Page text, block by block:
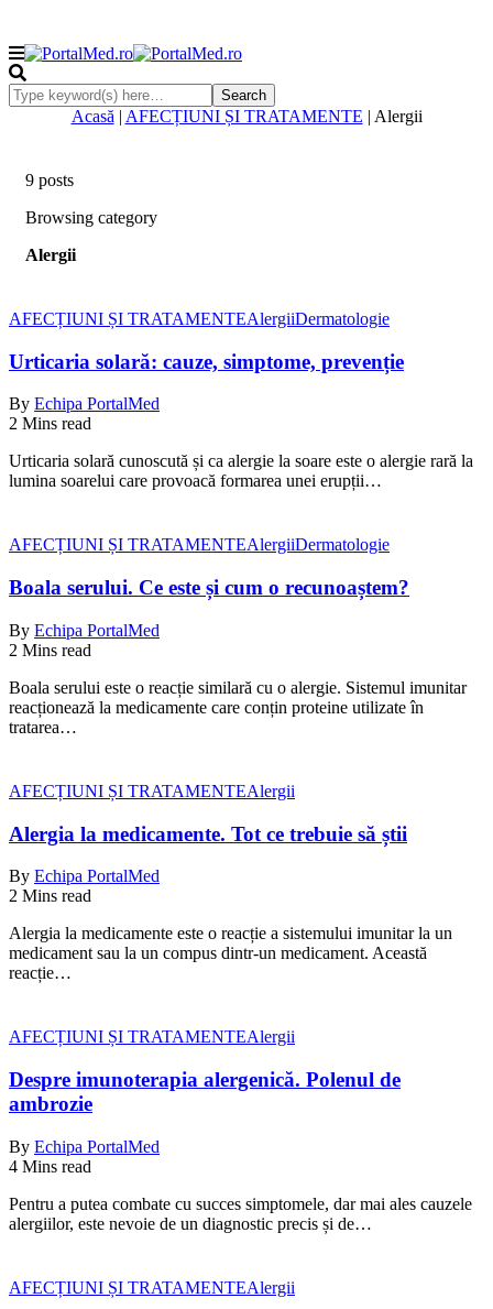
Acasă | AFECȚIUNI ȘI TRATAMENTE | Alergii
9 posts
Browsing category
Alergii
AFECȚIUNI ȘI TRATAMENTEAlergiiDermatologie
Urticaria solară: cauze, simptome, prevenție
By Echipa PortalMed
2 Mins read
Urticaria solară cunoscută și ca alergie la soare este o alergie rară la
lumina soarelui care provoacă formarea unei erupții…
AFECȚIUNI ȘI TRATAMENTEAlergiiDermatologie
Boala serului. Ce este și cum o recunoaștem?
By Echipa PortalMed
2 Mins read
Boala serului este o reacție similară cu o alergie. Sistemul imunitar
reacționează la medicamente care conțin proteine utilizate în
tratarea…
AFECȚIUNI ȘI TRATAMENTEAlergii
Alergia la medicamente. Tot ce trebuie să știi
By Echipa PortalMed
2 Mins read
Alergia la medicamente este o reacție a sistemului imunitar la un
medicament sau la un compus dintr-un medicament. Această
reacție…
AFECȚIUNI ȘI TRATAMENTEAlergii
Despre imunoterapia alergenică. Polenul de
ambrozie
By Echipa PortalMed
4 Mins read
Pentru a putea combate cu succes simptomele, dar mai ales cauzele
alergiilor, este nevoie de un diagnostic precis și de…
AFECȚIUNI ȘI TRATAMENTEAlergii